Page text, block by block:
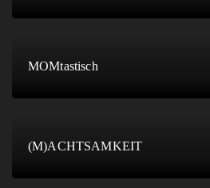
MOMtastisch
(M)ACHTSAMKEIT